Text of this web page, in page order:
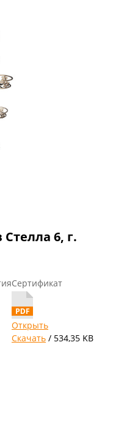
6, г.
Сертификат
Открыть
Скачать / 534,35 KB